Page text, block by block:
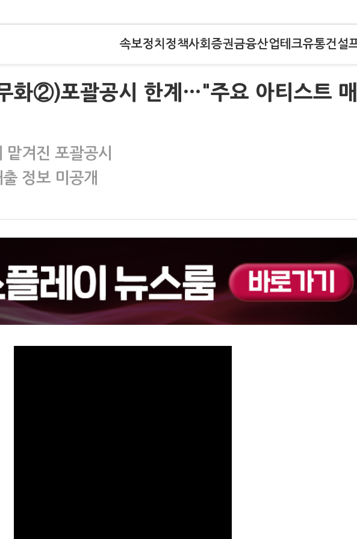
속보정치 정책사회 증권금융산업테크유통건설
화②)포괄공시 한계…"주요 아티스트
겨진 포괄공시
정보 미공개